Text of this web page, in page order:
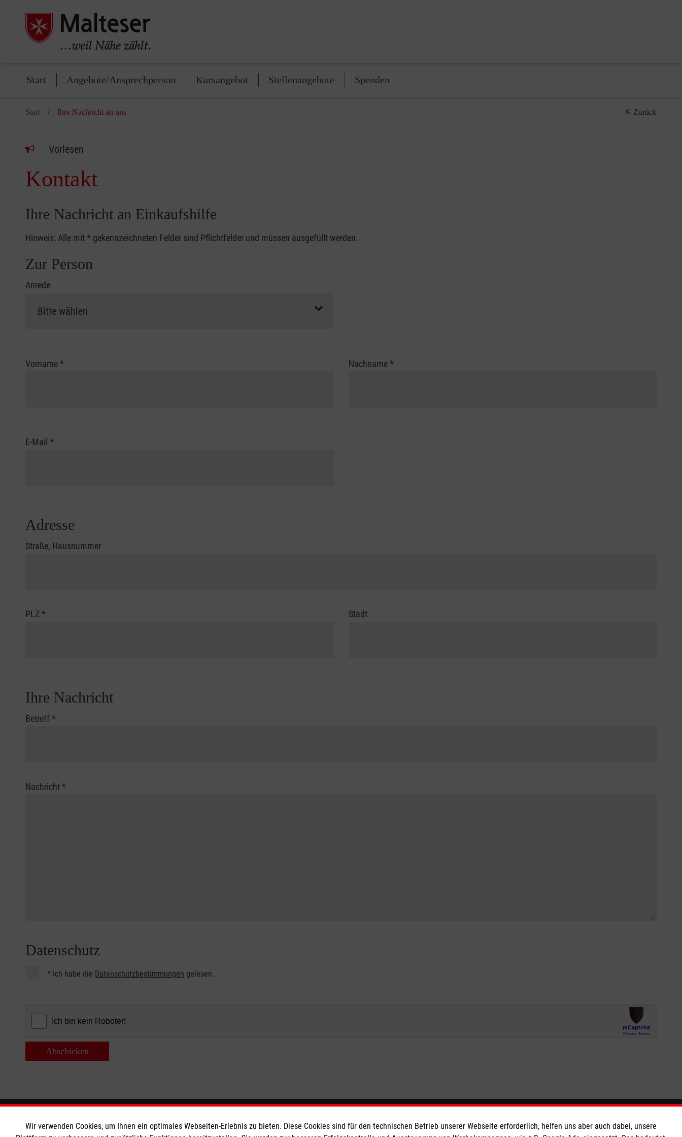
Start Angebote/Ansprechperson Kursangebot Stellenangebote Spenden
Start Ihre Nachricht an uns Zurück
Vorlesen
Kontakt
Ihre Nachricht an Einkaufshilfe
Hinweis: Alle mit* gekennzeichneten Felder sind Pflichtfelder und müssen ausgefüllt werden.
Zur Person
Anrede
Vorname* Nachname*
E-Mail *
Adresse
Straße, Hausnummer
PLZ* Stadt
Ihre Nachricht
Betreff*
Nachricht*
Datenschutz
* Ich habe die Datenschutzbestimmungen gelesen.
Abschicken
Informationen Die Malteser Spendenkonto So finden Sie uns
Wir verwenden Cookies, um Ihnen ein optimales Webseiten-Erlebnis zu bieten. Diese Cookies sind für den technischen Betrieb unserer Webseite erforderlich, helfen uns aber auch dabei, unsere